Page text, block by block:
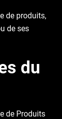
de produits,
de ses
du
de Produits